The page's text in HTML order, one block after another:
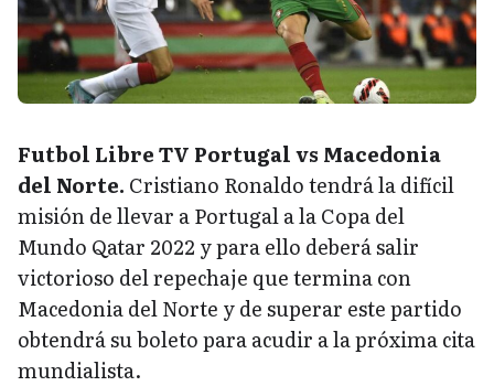
Futbol Libre TV Portugal vs Macedonia
del Norte. Cristiano Ronaldo tendrá la difícil
misión de llevar a Portugal a la Copa del
Mundo Qatar 2022 y para ello deberá salir
victorioso del repechaje que termina con
Macedonia del Norte y de superar este partido
obtendrá su boleto para acudir a la próxima cita
mundialista.